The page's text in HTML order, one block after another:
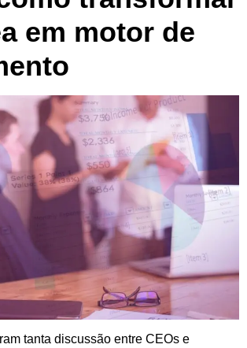
em motor de
tanta discussão entre CEOs e